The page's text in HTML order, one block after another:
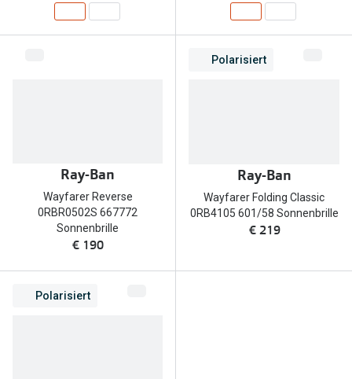
Ray-Ban
Wayfarer Reverse
0RBR0502S 667772
Sonnenbrille
€ 190
Polarisiert
Ray-Ban
Wayfarer Folding Classic
0RB4105 601/58 Sonnenbrille
€ 219
Polarisiert